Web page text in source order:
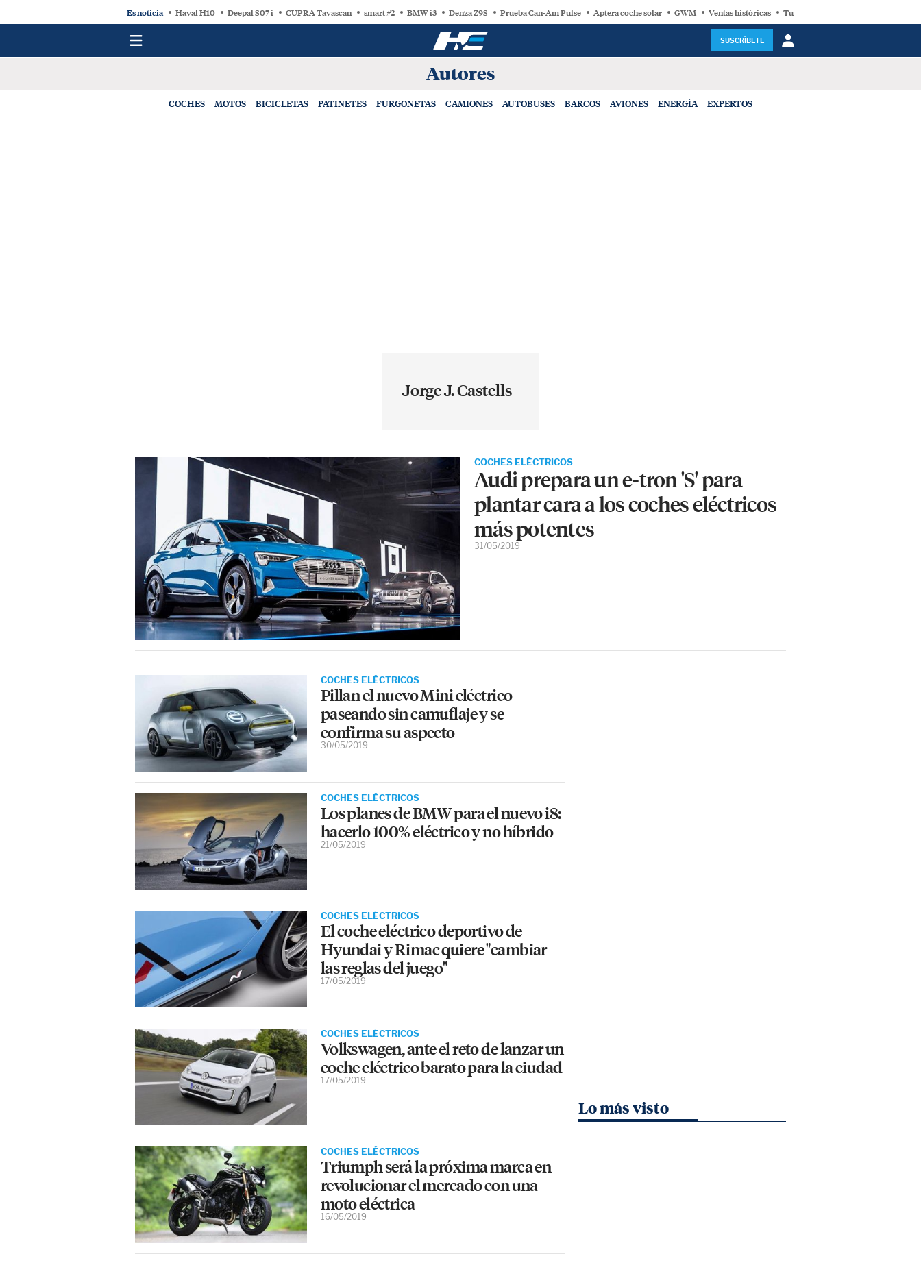
Es noticia Haval H10 Deepal S07 i CUPRA Tavascan smart #2 BMW i3 Denza Z9S Prueba Can-Am Pulse Aptera coche solar GWM Ventas históricas Turbina eólica
SUSCRÍBETE
Autores
COCHES MOTOS BICICLETAS PATINETES FURGONETAS CAMIONES AUTOBUSES BARCOS AVIONES ENERGÍA EXPERTOS
Jorge J. Castells
COCHES ELÉCTRICOS
Audi prepara un e-tron 'S' para
plantar cara a los coches eléctricos
más potentes
31/05/2019
COCHES ELÉCTRICOS
Pillan el nuevo Mini eléctrico
paseando sin camuflaje y se
confirma su aspecto
30/05/2019
COCHES ELÉCTRICOS
Los planes de BMW para el nuevo i8:
hacerlo 100% eléctrico y no híbrido
21/05/2019
COCHES ELÉCTRICOS
El coche eléctrico deportivo de
Hyundai y Rimac quiere "cambiar
las reglas del juego"
17/05/2019
COCHES ELÉCTRICOS
Volkswagen, ante el reto de lanzar un
coche eléctrico barato para la ciudad
17/05/2019
COCHES ELÉCTRICOS
Triumph será la próxima marca en
revolucionar el mercado con una
moto eléctrica
16/05/2019
Lo más visto